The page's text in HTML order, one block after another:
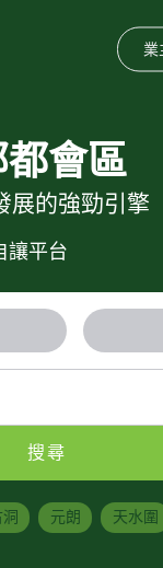
業
會區
展的強勁引擎
讓平台
搜尋
元朗 天水圍